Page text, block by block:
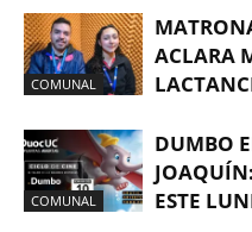
COMUNAL
ACLARA
COMUNAL
DUMBO
ESTE